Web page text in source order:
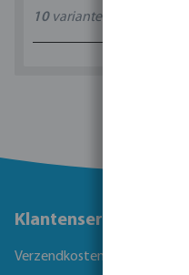
10varianten
Klantenservice
Verzendkosten